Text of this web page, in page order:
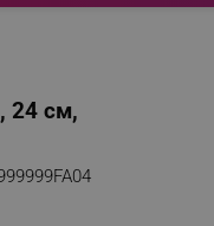
24 см,